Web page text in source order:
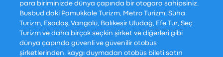
para biriminizde dünya çapında bir otogara sahipsiniz.
Busbud'daki Pamukkale Turizm, Metro Turizm, Süha
Turizm, Esadaş, Vangölü, Balıkesir Uludağ, Efe Tur, Seç
Turizm ve daha birçok seçkin şirket ve diğerleri gibi
dünya çapında güvenli ve güvenilir otobüs
şirketlerinden, kaygı duymadan otobüs bileti satın